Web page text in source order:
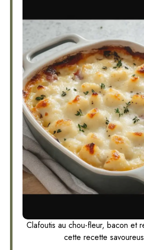
Clafoutis au chou-fleur, bacon et
cette recette